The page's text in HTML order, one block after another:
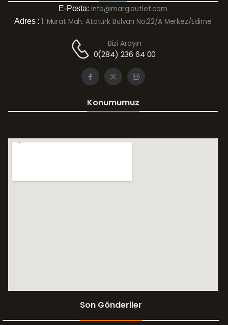
E-Posta: info@margioutlet.com
Adres : 1. Murat Mah. Atatürk Bulvarı No:22/A Merkez/Edirne
Bizi Arayın
0(284) 236 64 00
Konumumuz
Son Gönderiler